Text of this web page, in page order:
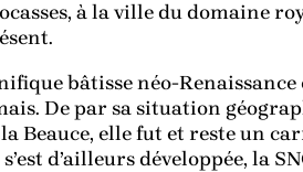
à la ville du domaine
bâtisse néo-
De par sa situation
Beauce, elle fut et reste un
d’ailleurs développée, la